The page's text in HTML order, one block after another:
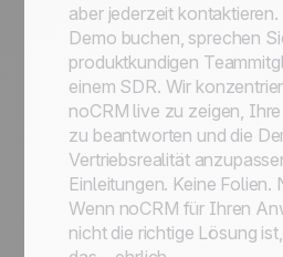
aber jederzeit
Demo buchen, sprechen
produktkundigen
einem SDR. Wir
noCRM live zu zeigen,
zu beantworten und die
Vertriebsrealität
Einleitungen. Keine Folien.
Wenn noCRM für Ihren
nicht die richtige Lösung